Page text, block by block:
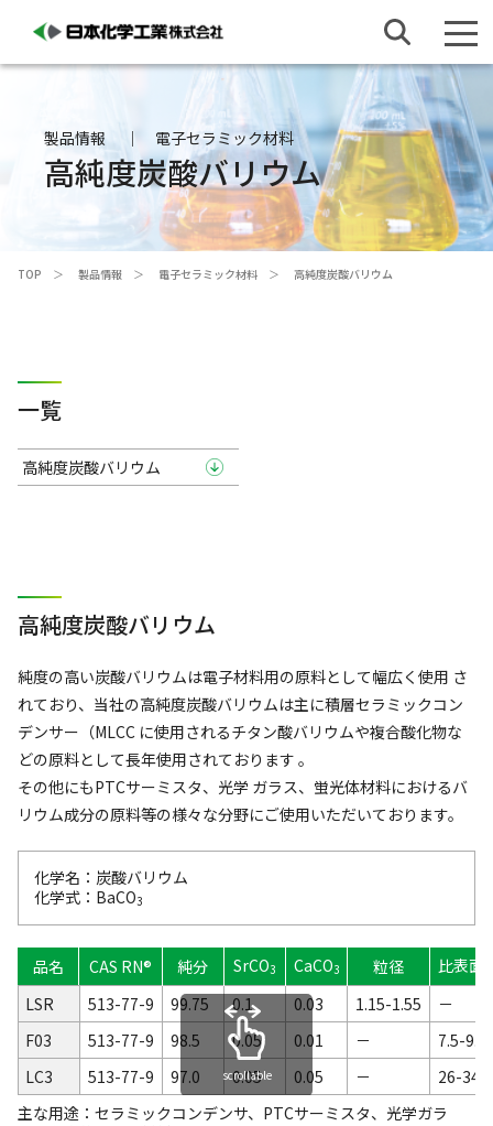
製品情報 電子セラミック材料
高純度炭酸バリウム
TOP 製品情報 電子セラミック材料 高純度炭酸バリウム
一覧
高純度炭酸バリウム
高純度炭酸バリウム
純度の高い炭酸バリウムは電子材料用の原料として幅広く使用 さ
れており、当社の高純度炭酸バリウムは主に積層セラミックコン
デンサー（MLCC に使用されるチタン酸バリウムや複合酸化物な
どの原料として長年使用されております 。
その他にもPTCサーミスタ、光学 ガラス、蛍光体材料におけるバ
リウム成分の原料等の様々な分野にご使用いただいております。
化学名：炭酸バリウム
化学式：BaCO3
品名 CAS RN® 純分 SrCO3 CaCO3 粒径
比表面
LSR
513-77-9 99.75 0.1 0.03 1.15-1.55
－
F03
513-77-9 98.5 0.05 0.01 －
7.5-9.5
LC3
513-77-9 97.0 0.05 0.05 － 26-34
scrollable
主な用途：セラミックコンデンサ、PTCサーミスタ、光学ガラ